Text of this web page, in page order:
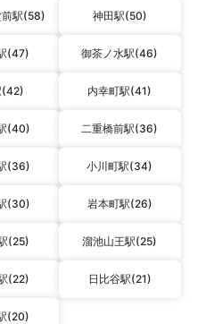
前駅(58) 神田駅(50)
(47) 御茶ノ水駅(46)
(42) 内幸町駅(41)
(40) 二重橋前駅(36)
(36) 小川町駅(34)
(30) 岩本町駅(26)
(25) 溜池山王駅(25)
(22) 日比谷駅(21)
(20)